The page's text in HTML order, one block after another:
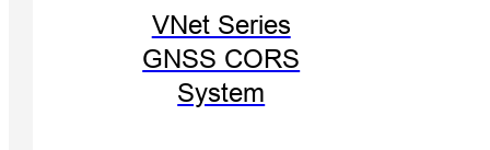
VNet Series
GNSS CORS
System